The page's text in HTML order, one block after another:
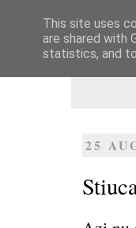
25
This site uses
are shared with
statistics, and